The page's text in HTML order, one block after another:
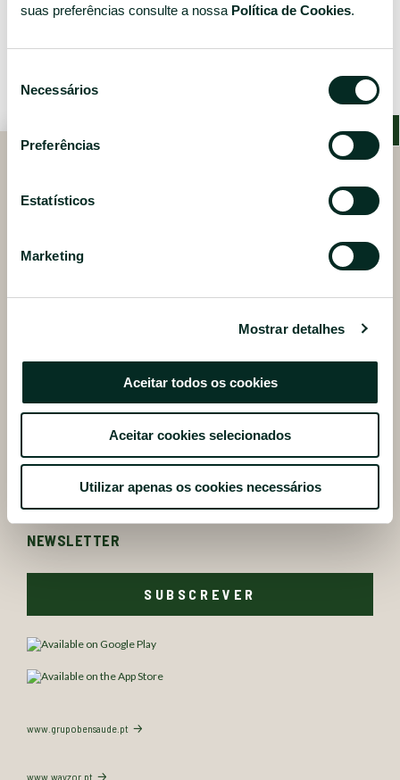
suas preferências consulte a nossa Política de Cookies.
Necessários
Preferências
Estatísticos
Marketing
Mostrar detalhes
Aceitar todos os cookies
Aceitar cookies selecionados
Utilizar apenas os cookies necessários
Portugal
BENSAUDE HOTELS
SITEMAP
NEWSLETTER
SUBSCREVER
www.grupobensaude.pt
www.wayzor.pt